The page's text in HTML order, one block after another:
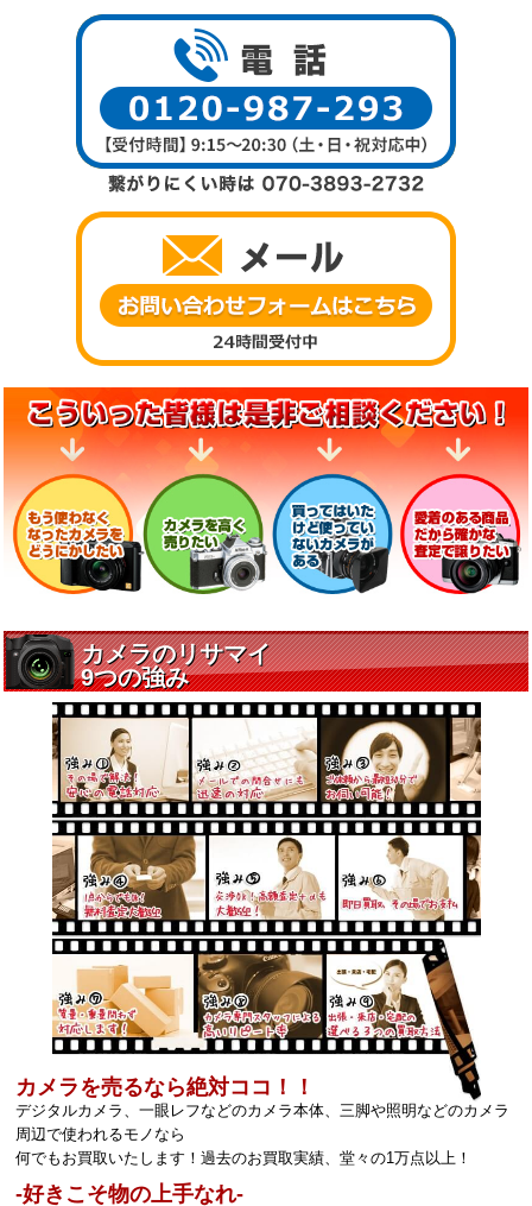
カメラを売るなら絶対ココ！！
デジタルカメラ、一眼レフなどのカメラ本体、三脚や照明などのカメラ
周辺で使われるモノなら
何でもお買取いたします！過去のお買取実績、堂々の1万点以上！
‐好きこそ物の上手なれ‐